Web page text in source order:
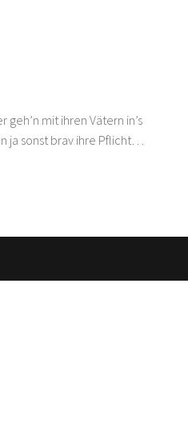
mit ihren Vätern in’s
ja sonst brav ihre Pflicht…